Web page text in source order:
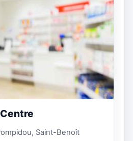
Saint-Benoît